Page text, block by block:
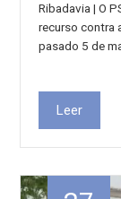
Ribadavia | O
recurso contra
pasado 5 de
Leer